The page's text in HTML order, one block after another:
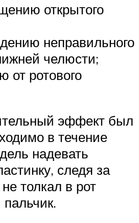
открытого
неправильного
челюсти;
от ротового
эффект был
в течение
надевать
следя за
толкал в рот